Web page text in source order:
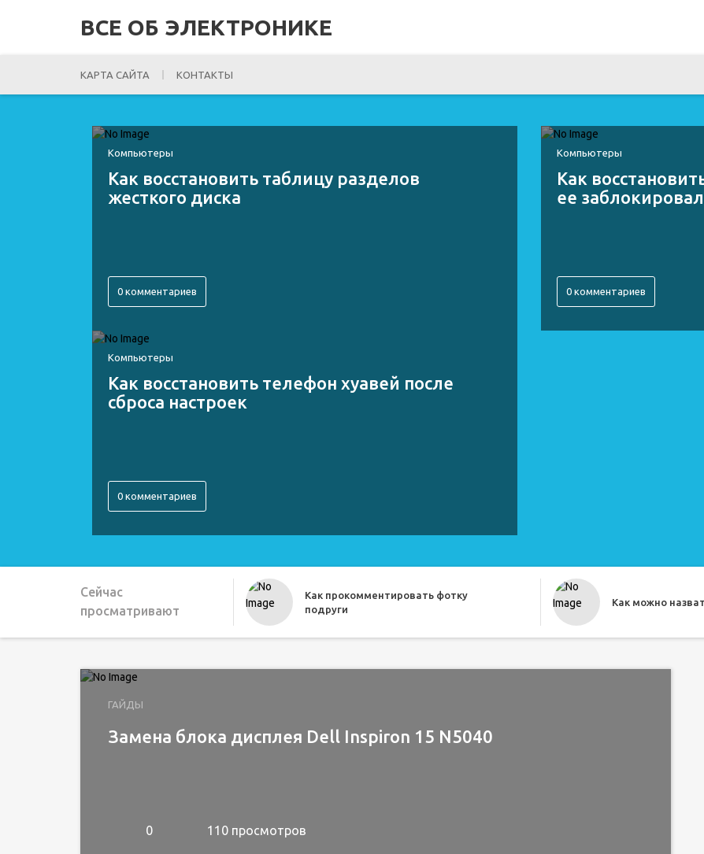
ВСЕ ОБ ЭЛЕКТРОНИКЕ
КАРТА САЙТА КОНТАКТЫ
Компьютеры
Как восстановить таблицу разделов
жесткого диска
0 комментариев
Компьютеры
Как
ее
0 комментариев
Компьютеры
Как восстановить телефон хуавей после
сброса настроек
0 комментариев
Сейчас
просматривают
Как прокомментировать фотку
подруги
Как можно
ГАЙДЫ
Замена блока дисплея Dell Inspiron 15 N5040
0 110 просмотров